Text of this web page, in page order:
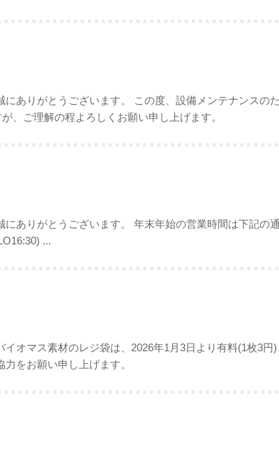
ありがとうございます。 この度、設備メンテナンスの
、ご理解の程よろしくお願い申し上げます。
ありがとうございます。 年末年始の営業時間は下記の
...
オマス素材のレジ袋は、2026年1月3日より有料(1枚3
をお願い申し上げます。